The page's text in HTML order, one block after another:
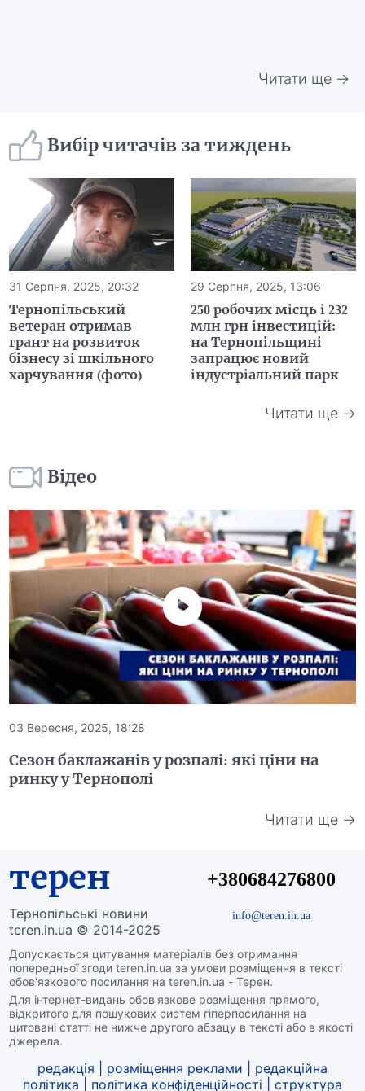
Читати ще →
Вибір читачів за тиждень
31 Серпня, 2025, 20:32
Тернопільський
ветеран отримав
грант на розвиток
бізнесу зі шкільного
харчування (фото)
29 Серпня, 2025, 13:06
250 робочих місць і 232
млн грн інвестицій:
на Тернопільщині
запрацює новий
індустріальний парк
Читати ще →
Відео
03 Вересня, 2025, 18:28
Сезон баклажанів у розпалі: які ціни на
ринку у Тернополі
Читати ще →
терен
Тернопільські новини
teren.in.ua © 2014-2025
Допускається цитування матеріалів без отримання
попередньої згоди teren.in.ua за умови розміщення в тексті
обов'язкового посилання на teren.in.ua - Терен.
Для інтернет-видань обов'язкове розміщення прямого,
відкритого для пошукових систем гіперпосилання на
цитовані статті не нижче другого абзацу в тексті або в якості
джерела.
+380684276800
info@teren.in.ua
редакція розміщення реклами
редакційна
політика
політика конфіденційності структура